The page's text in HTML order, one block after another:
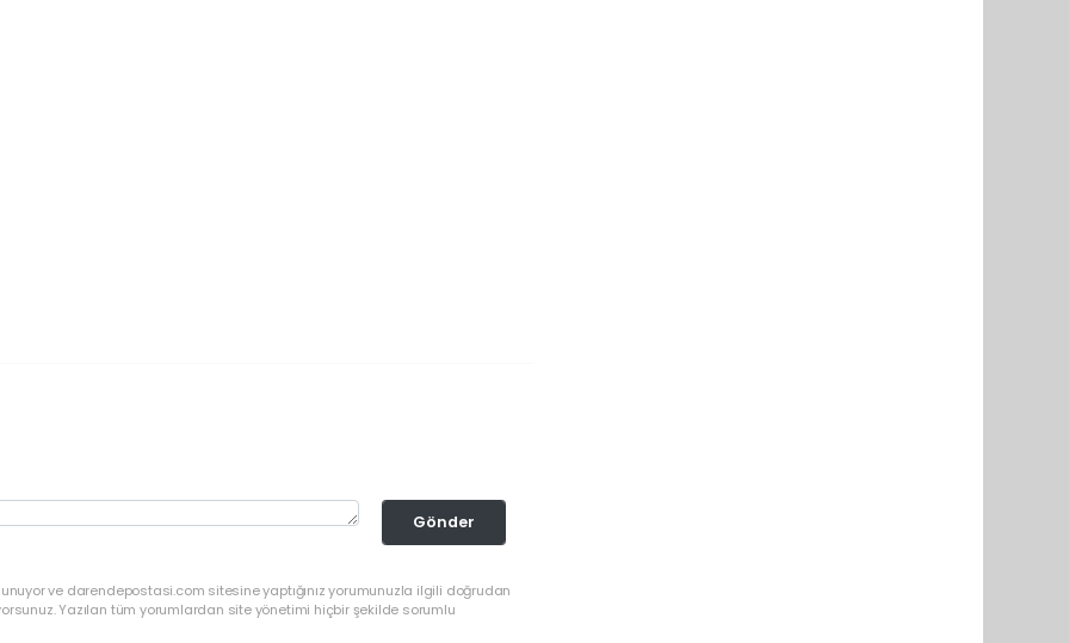
Gönder
ve darendepostasi.com sitesine yaptığınız yorumunuzla ilgili doğrudan
Yazılan tüm yorumlardan site yönetimi hiçbir şekilde sorumlu